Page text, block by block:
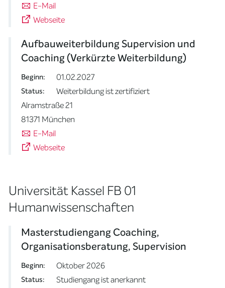
E-Mail
Webseite
Aufbauweiterbildung Supervision und
Coaching (Verkürzte Weiterbildung)
Beginn: 01.02.2027
Status:
Weiterbildung ist zertifiziert
Alramstraße 21
81371 München
E-Mail
Webseite
Universität Kassel FB 01
Humanwissenschaften
Masterstudiengang Coaching,
Organisationsberatung, Supervision
Beginn: Oktober 2026
Status:
Studiengang ist anerkannt